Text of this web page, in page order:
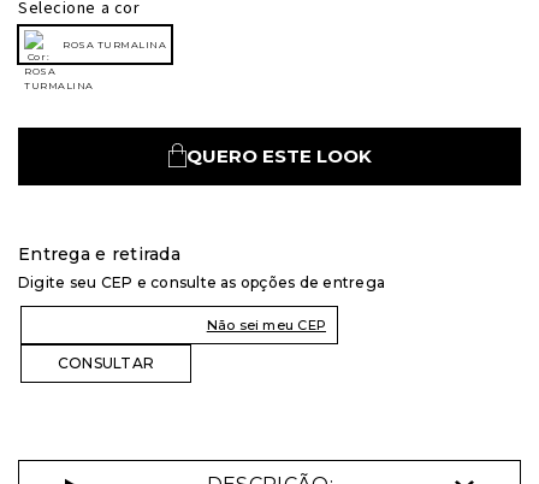
Selecione a cor
ROSA TURMALINA
QUERO ESTE LOOK
Entrega e retirada
Digite seu CEP e consulte as opções de entrega
Não sei meu CEP